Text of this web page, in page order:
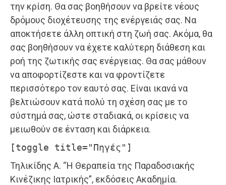
την κρίση. Θα σας βοηθήσουν να βρείτε νέους
δρόμους διοχέτευσης της ενέργειάς σας. Να
αποκτήσετε άλλη οπτική στη ζωή σας. Ακόμα, θα
σας βοηθήσουν να έχετε καλύτερη διάθεση και
ροή της ζωτικής σας ενέργειας. Θα σας μάθουν
να αποφορτίζεστε και να φροντίζετε
περισσότερο τον εαυτό σας. Είναι ικανά να
βελτιώσουν κατά πολύ τη σχέση σας με το
σύστημά σας, ώστε σταδιακά, οι κρίσεις να
μειωθούν σε ένταση και διάρκεια.
[toggle title="Πηγές"]
Τηλικίδης Α. “Η Θεραπεία της Παραδοσιακής
Κινέζικης Ιατρικής”, εκδόσεις Ακαδημία.